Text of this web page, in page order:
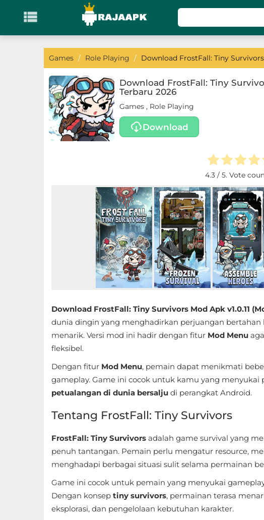

KATEGORI
Games
Adventure
Hypercasual
Simulation
Games / Role Playing / Download FrostFall: Tiny Survivors
Download FrostFall: Tiny
Terbaru 2026
Games , Role Playing
Download
4.3 / 5. Vote
Download FrostFall: Tiny Survivors Mod Apk v1.0.11
dunia dingin yang menghadirkan perjuangan
menarik. Versi mod ini hadir dengan fitur Mod Menu
fleksibel.
Dengan fitur Mod Menu, pemain dapat menikmati
gameplay. Game ini cocok untuk kamu yang menyukai
petualangan di dunia bersalju di perangkat Android.
Tentang FrostFall: Tiny Survivors
FrostFall: Tiny Survivors adalah game survival yang
penuh tantangan. Pemain perlu mengatur resource,
menghadapi berbagai situasi sulit selama permainan
Game ini cocok untuk pemain yang menyukai
Dengan konsep tiny survivors, permainan terasa
eksplorasi, dan pengelolaan kebutuhan karakter.